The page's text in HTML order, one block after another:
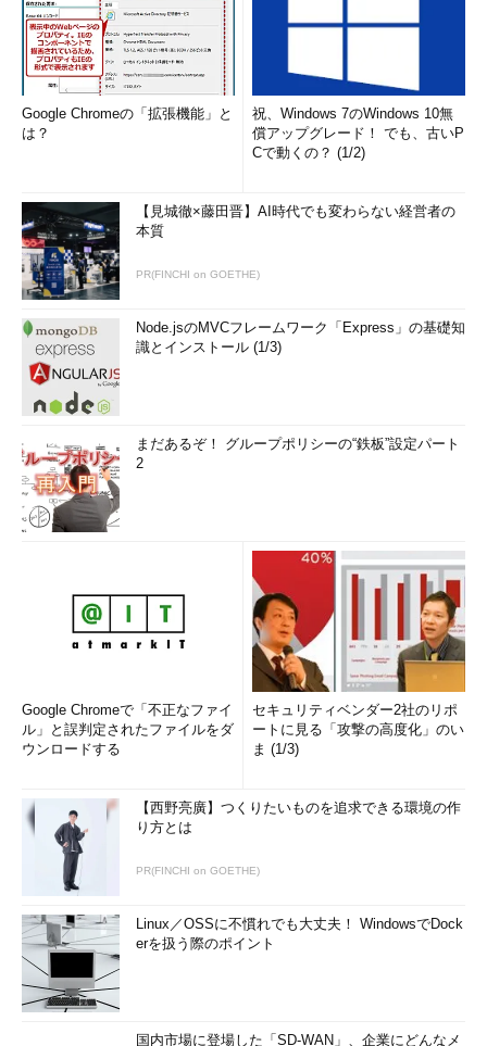
Google Chromeの「拡張機能」と
は？
祝、Windows 7のWindows 10無
償アップグレード！ でも、古いP
Cで動くの？ (1/2)
【見城徹×藤田晋】AI時代でも変わらない経営者の
本質
PR(FINCHI on GOETHE)
Node.jsのMVCフレームワーク「Express」の基礎知
識とインストール (1/3)
まだあるぞ！ グループポリシーの“鉄板”設定パート
2
Google Chromeで「不正なファイ
ル」と誤判定されたファイルをダ
ウンロードする
セキュリティベンダー2社のリポ
ートに見る「攻撃の高度化」のい
ま (1/3)
【西野亮廣】つくりたいものを追求できる環境の作
り方とは
PR(FINCHI on GOETHE)
Linux／OSSに不慣れでも大丈夫！ WindowsでDock
erを扱う際のポイント
国内市場に登場した「SD-WAN」、企業にどんなメ